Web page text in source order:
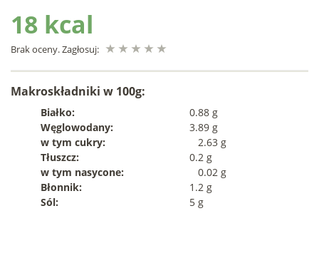
18 kcal
Brak oceny. Zagłosuj:
Makroskładniki w 100g:
Białko:
0.88 g
Węglowodany:
3.89 g
w tym cukry:
2.63 g
Tłuszcz:
0.2 g
w tym nasycone:
0.02 g
Błonnik:
1.2 g
Sól:
5 g